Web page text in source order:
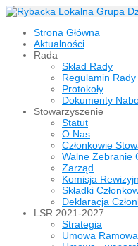
Strona Główna
Aktualności
Rada
Skład Rady
Regulamin Rady
Protokoły
Dokumenty
Stowarzyszenie
Statut
O Nas
Członkowie
Walne Zebranie
Zarząd
Komisja
Składki
Deklaracja
LSR 2021-2027
Strategia
Umowa Ramowa